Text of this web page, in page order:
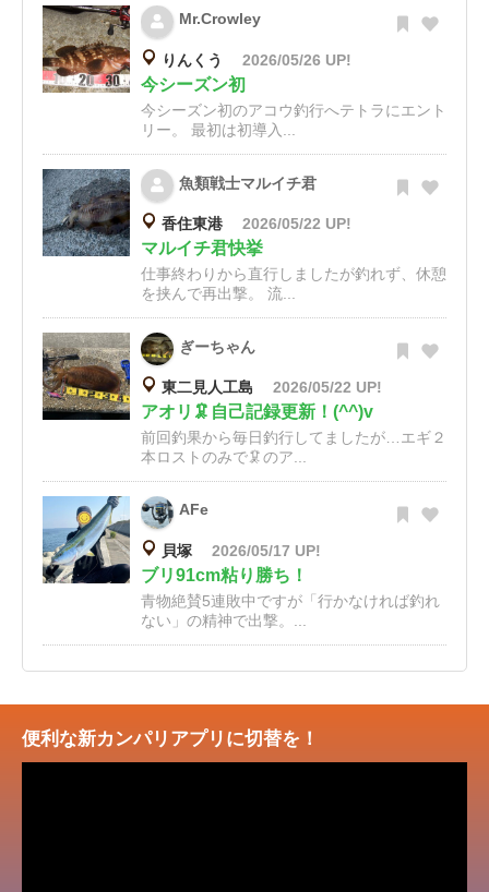
Mr.Crowley
りんくう 2026/05/26 UP!
今シーズン初
今シーズン初のアコウ釣行へテトラにエント
リー。 最初は初導入...
魚類戦士マルイチ君
香住東港 2026/05/22 UP!
マルイチ君快挙
仕事終わりから直行しましたが釣れず、休憩
を挟んで再出撃。 流...
ぎーちゃん
東二見人工島 2026/05/22 UP!
アオリ🦑自己記録更新！(^^)v
前回釣果から毎日釣行してましたが…エギ２
本ロストのみで🦑のア...
AFe
貝塚 2026/05/17 UP!
ブリ91cm粘り勝ち！
青物絶賛5連敗中ですが「行かなければ釣れ
ない」の精神で出撃。...
便利な新カンパリアプリに切替を！